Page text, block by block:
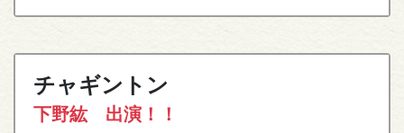
チャギントン
下野紘 出演！！